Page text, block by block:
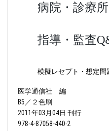
病院・診療
指導・監査
模擬レセプト・想定問
医学通信社 編
B5／２色刷
2011年03月04日 刊行
978-4-87058-440-2